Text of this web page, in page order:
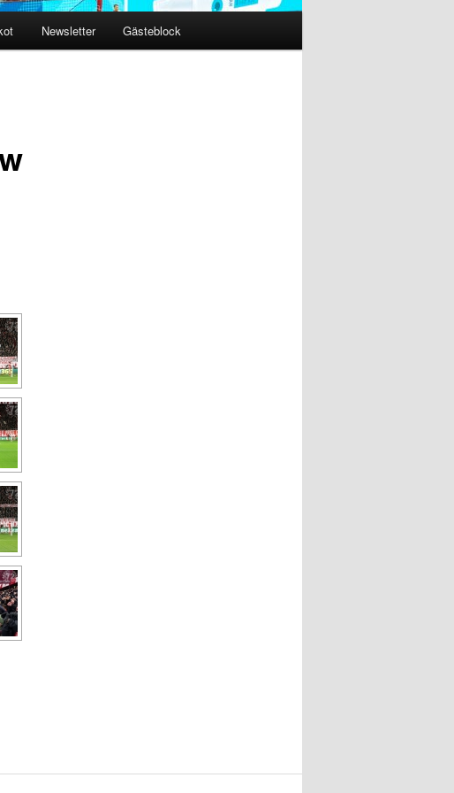
Newsletter Gästeblock